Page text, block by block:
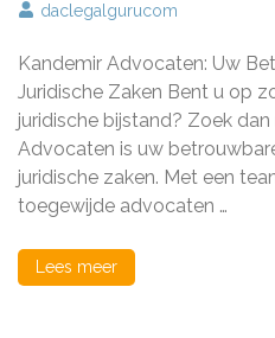
daclegalgurucom
Kandemir Advocaten: Uw
Juridische Zaken Bent u op
juridische bijstand? Zoek
Advocaten is uw
juridische zaken. Met een
toegewijde advocaten …
Lees meer